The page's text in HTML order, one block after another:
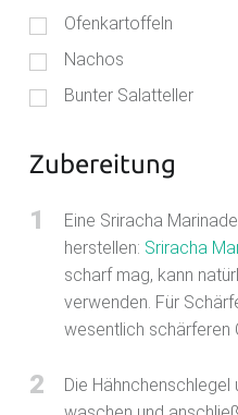
Ofenkartoffeln
Nachos
Bunter Salatteller
Zubereitung
1
Eine Sriracha
herstellen: Sriracha
scharf mag, kann
verwenden. Für
wesentlich schärferen
2
Die